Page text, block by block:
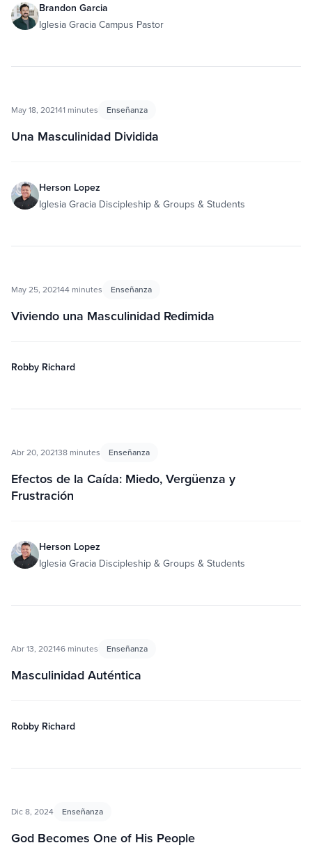
Brandon Garcia
Iglesia Gracia Campus Pastor
May 18, 202141 minutes Enseñanza
Una Masculinidad Dividida
Herson Lopez
Iglesia Gracia Discipleship & Groups & Students
May 25, 202144 minutes Enseñanza
Viviendo una Masculinidad Redimida
Robby Richard
Abr 20, 202138 minutes Enseñanza
Efectos de la Caída: Miedo, Vergüenza y
Frustración
Herson Lopez
Iglesia Gracia Discipleship & Groups & Students
Abr 13, 202146 minutes Enseñanza
Masculinidad Auténtica
Robby Richard
Dic 8, 2024 Enseñanza
God Becomes One of His People